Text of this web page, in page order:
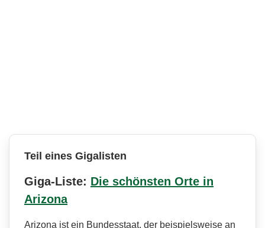
Teil eines Gigalisten
Giga-Liste: Die schönsten Orte in
Arizona
Arizona ist ein Bundesstaat, der beispielsweise an